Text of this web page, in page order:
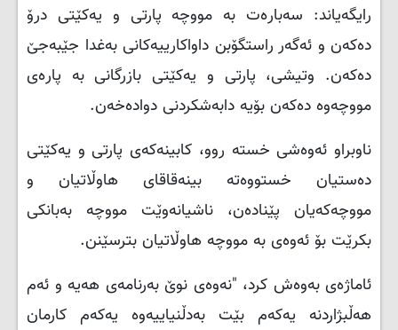
رایگەیاند: سەبارەت بە مووچە پارتی و یەکێتی درۆ
دەکەن و ئەگەر راستگۆبن داواکارییەکانی بەغدا جێبەجێ
دەکەن. وتیشی، پارتی و یەکێتی بازرگانی بە پارەی
مووچەوە دەکەن بۆیە دابەشکردنی دوادەخەن.
ناوبراو ئەوەشی خستە روو، کابینەکەی پارتی و یەکێتی
دەستیان خستووەتە بینەقاقای هاوڵاتیان و
مووچەکەیان پێنادەن، ناشیانەوێت مووچە بەبانکی
بکرێت بۆ ئەوەی بە مووچە هاوڵاتیان بترسێنن.
ئاماژەی بەوەش کرد، "نەوەی نوێ بەرنامەی هەیە و ئەم
هەڵبژاردنە یەکەم بێت بەدڵنیاییەوە یەکەم کارمان